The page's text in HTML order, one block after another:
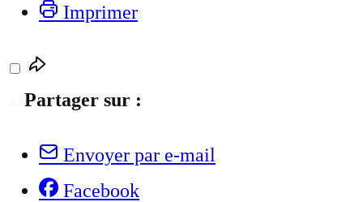
Imprimer
Partager sur :
Envoyer par e-mail
Facebook